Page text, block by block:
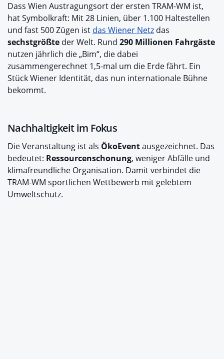
Dass Wien Austragungsort der ersten TRAM-WM ist,
hat Symbolkraft: Mit 28 Linien, über 1.100 Haltestellen
und fast 500 Zügen ist das Wiener Netz das
sechstgrößte der Welt. Rund 290 Millionen Fahrgäste
nutzen jährlich die „Bim“, die dabei
zusammengerechnet 1,5-mal um die Erde fährt. Ein
Stück Wiener Identität, das nun internationale Bühne
bekommt.
Nachhaltigkeit im Fokus
Die Veranstaltung ist als ÖkoEventausgezeichnet. Das
bedeutet: Ressourcenschonung, weniger Abfälle und
klimafreundliche Organisation. Damit verbindet die
TRAM-WM sportlichen Wettbewerb mit gelebtem
Umweltschutz.